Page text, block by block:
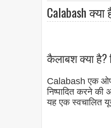
Calabash क्या
कैलाबश क्या है?
Calabash एक
निष्पादित करने की
यह एक स्वचालित